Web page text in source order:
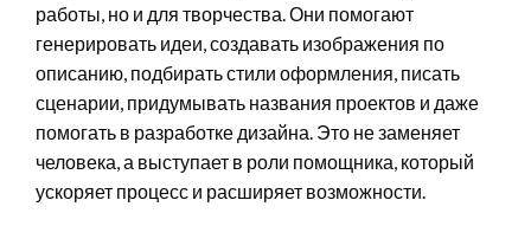
работы, но и для творчества. Они помогают
генерировать идеи, создавать изображения по
описанию, подбирать стили оформления, писать
сценарии, придумывать названия проектов и даже
помогать в разработке дизайна. Это не заменяет
человека, а выступает в роли помощника, который
ускоряет процесс и расширяет возможности.